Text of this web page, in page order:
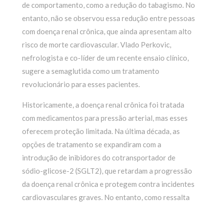
de comportamento, como a redução do tabagismo. No
entanto, não se observou essa redução entre pessoas
com doença renal crônica, que ainda apresentam alto
risco de morte cardiovascular. Vlado Perkovic,
nefrologista e co-líder de um recente ensaio clínico,
sugere a semaglutida como um tratamento
revolucionário para esses pacientes.
Historicamente, a doença renal crônica foi tratada
com medicamentos para pressão arterial, mas esses
oferecem proteção limitada. Na última década, as
opções de tratamento se expandiram com a
introdução de inibidores do cotransportador de
sódio-glicose-2 (SGLT2), que retardam a progressão
da doença renal crônica e protegem contra incidentes
cardiovasculares graves. No entanto, como ressalta